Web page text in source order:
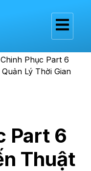
Chinh Phục Part 6
Lý Thời Gian
Part 6
Thuật